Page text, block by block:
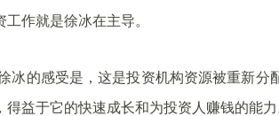
作就是徐冰在主导。
冰的感受是，这是投资机构资源被重新分
益于它的快速成长和为投资人赚钱的能力